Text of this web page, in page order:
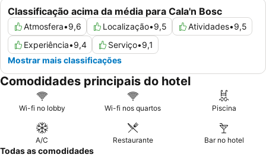
Classificação acima da média para Cala'n Bosc
Atmosfera•9,6 Localização•9,5 Atividades•9,5
Experiência•9,4 Serviço•9,1
Mostrar mais classificações
Comodidades principais do hotel
Wi-fi no lobby Wi-fi nos quartos Piscina
A/C Restaurante Bar no hotel
Todas as comodidades